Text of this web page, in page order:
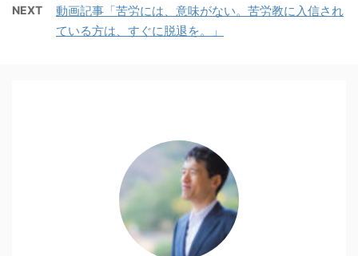
NEXT
動画記事「苦労には、意味がない。苦労教に入信され
ている方は、すぐに脱退を。」